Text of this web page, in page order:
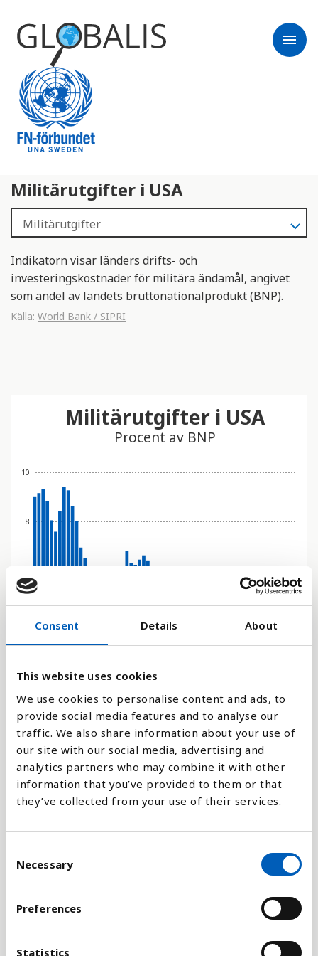
Consent Details About
This website uses cookies
We use cookies to personalise content and ads, to
provide social media features and to analyse our
traffic. We also share information about your use of
our site with our social media, advertising and
analytics partners who may combine it with other
information that you’ve provided to them or that
they’ve collected from your use of their services.
Necessary
Preferences
Statistics
menu
Militärutgifter i USA
Indikatorn visar länders drifts- och
investeringskostnader för militära ändamål, angivet
som andel av landets bruttonationalprodukt (BNP).
Källa: World Bank / SIPRI
0
8
10
19601963 1966196919721975 19781981 1984 1987199019931996199920022005200820112014 2017 2020
Militärutgifter i USA
Procent av BNP
Stapeldiagram